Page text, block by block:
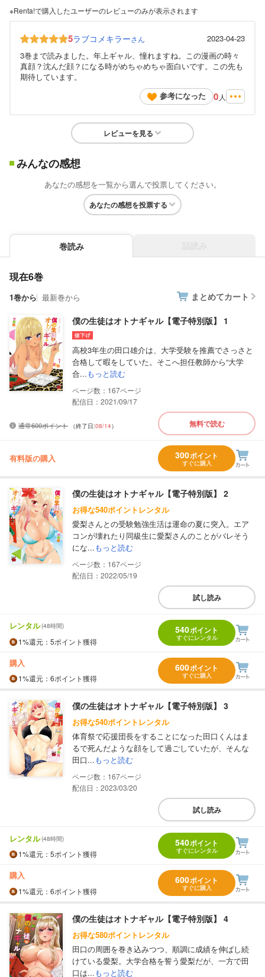
※Renta!で購入したユーザーのレビューのみが表示されます
5ラブコメキラーさん
2023-04-23
3巻まで読みました。年上ギャル、憧れますね。この漫画の時々
真顔？沈んだ顔？になる時がめちゃめちゃ面白いです。この先も
期待しています。
参考になった
0 人
レビューを見る
みんなの感想
あなたの感想を一覧から選んで投票してください。
あなたの感想を投票する
巻読み
現在6巻
1巻から 最新巻から まとめてカート
僕の生徒はオトナギャル【電子特別版】 1
高校3年生の田口雄介は、大学受験を推薦でさっさと
合格して暇をしていた。そこへ担任教師から“大学
合...もっと読む
167
配信日：2021/09/17
通常600ポイント （終了日:08/14） 無料で読む
有料版の購入 300ポイント
すぐに購入
僕の生徒はオトナギャル【電子特別版】 2
お得な540ポイントレンタル
愛梨さんとの受験勉強生活は運命の夏に突入。エア
コンが壊れたり同級生に愛梨さんのことがバレそう
にな...もっと読む
167
配信日：2022/05/19
試し読み
レンタル(48時間)
1%還元 ：5ポイント獲得
540ポイント
すぐにレンタル
購入
1%還元 ：6ポイント獲得
600ポイント
すぐに購入
僕の生徒はオトナギャル【電子特別版】 3
お得な540ポイントレンタル
体育祭で応援団長をすることになった田口くんはま
るで死んだような顔をして過ごしていたが、そんな
田口...もっと読む
167
配信日：2023/03/20
試し読み
レンタル(48時間)
1%還元 ：5ポイント獲得
540ポイント
すぐにレンタル
購入
1%還元 ：6ポイント獲得
600ポイント
すぐに購入
僕の生徒はオトナギャル【電子特別版】 4
お得な580ポイントレンタル
田口の周囲を巻き込みつつ、順調に成績を伸ばし続
けている愛梨。大学合格を誓う愛梨だが、一方で田
口は...もっと読む